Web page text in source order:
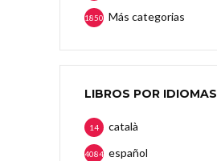
Más categorias
1850
LIBROS POR IDIOMAS
català
14
español
4084